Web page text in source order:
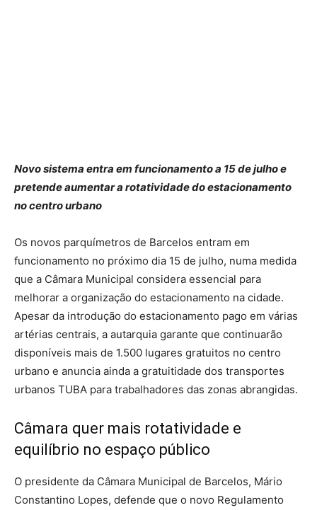
Novo sistema entra em funcionamento a 15 de julho e
pretende aumentar a rotatividade do estacionamento
no centro urbano
Os novos parquímetros de Barcelos entram em
funcionamento no próximo dia 15 de julho, numa medida
que a Câmara Municipal considera essencial para
melhorar a organização do estacionamento na cidade.
Apesar da introdução do estacionamento pago em várias
artérias centrais, a autarquia garante que continuarão
disponíveis mais de 1.500 lugares gratuitos no centro
urbano e anuncia ainda a gratuitidade dos transportes
urbanos TUBA para trabalhadores das zonas abrangidas.
Câmara quer mais rotatividade e
equilíbrio no espaço público
O presidente da Câmara Municipal de Barcelos, Mário
Constantino Lopes, defende que o novo Regulamento